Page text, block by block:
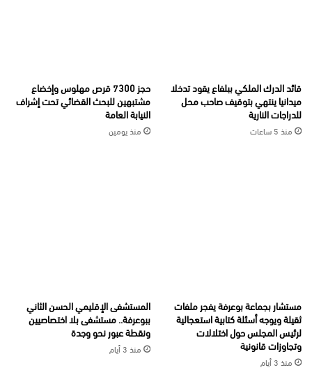
قائد الدرك الملكي ببلفاع يقود تدخلا
ميدانيا ينتهي بتوقيف صاحب محل
للدراجات النارية
منذ 5 ساعات
حجز 7300 قرص مهلوس وإخضاع
مشتبهين للبحث القضائي تحت إشراف
النيابة العامة
منذ يومين
مستشار بجماعة بوعرفة يفجر ملفات
ثقيلة ويوجه أسئلة كتابية استعجالية
لرئيس المجلس حول اختلالات
وتجاوزات قانونية
منذ 3 أيام
المستشفى الإقليمي الحسن الثاني
ببوعرفة.. مستشفى بلا اختصاصيين
ونقطة عبور نحو وجدة
منذ 3 أيام